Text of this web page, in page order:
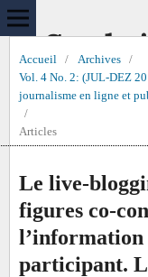
Sur le
Accueil / Archives
/
Vol. 4 No. 2: (JUL-DEZ
journalisme en ligne et
/
Articles
Le live-
figures co-
participant.